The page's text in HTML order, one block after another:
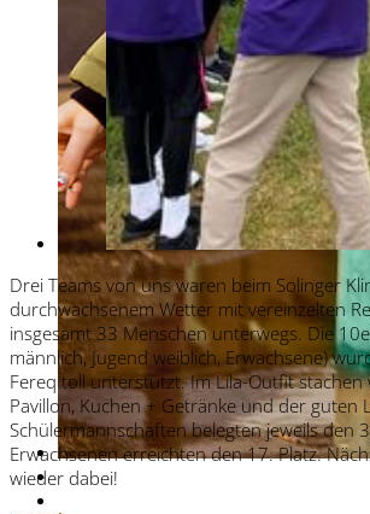
Drei Teams von uns waren beim Solinger
durchwachsenem Wetter mit vereinzelten
insgesamt 33 Menschen unterwegs. Die
männlich, Jugend weiblich, Erwachsene)
Fereq toll unterstützt. Im Lila-Outfit
Pavillon, Kuchen + Getränke und der guten
Schülermannschaften belegten jeweils den
Erwachsenen erreichten den 17. Platz.
wieder dabei!